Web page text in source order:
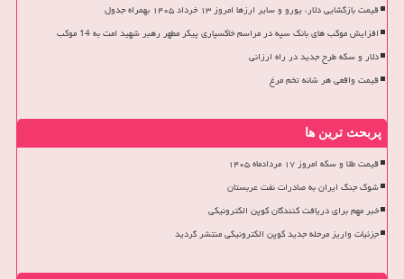
قیمت بازگشایی دلار، یورو و سایر ارزها امروز ۱۳ خرداد ۱۴۰۵ بهمراه جدول
افزایش موکب های بانک سپه در مراسم خاکسپاری پیکر مطهر رهبر شهید امت به 14 موکب
دلار و سکه طرح جدید در راه ارزانی
قیمت واقعی هر شانه تخم مرغ
پربحث ترین ها
قیمت طلا و سکه امروز ۱۷ مردادماه ۱۴۰۵
شوک جنگ ایران به صادرات نفت عربستان
خبر مهم برای دریافت کنندگان کوپن الکترونیکی
جزئیات واریز مرحله جدید کوپن الکترونیکی منتشر گردید